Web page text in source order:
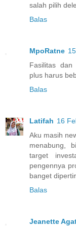
salah pilih
Balas
MpoRatne
Fasilitas dan
plus harus
Balas
Latifah 16
Aku masih
menabung,
target
pengennya
banget
Balas
Jeanette